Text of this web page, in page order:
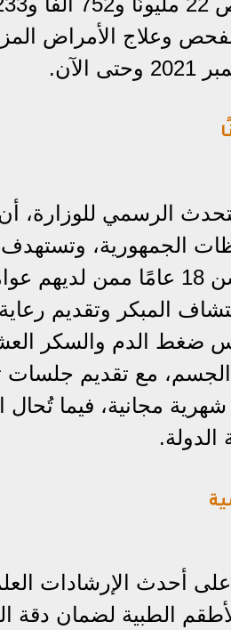
لفحص وعلاج الأمراض
الرسمي للوزارة،
الجمهورية،
الأربعين، بالإضافة إلى الشباب من
المبكر وتقديم
ضغط الدم والسكر
مع تقديم جلسات
مجانية، فيما تُحال
على أحدث الإرشادات
الطبية لضمان دقة